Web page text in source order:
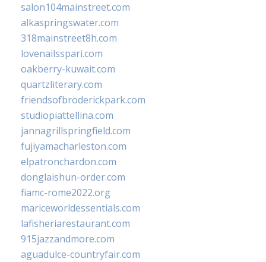
salon104mainstreet.com
alkaspringswater.com
318mainstreet8h.com
lovenailsspari.com
oakberry-kuwait.com
quartzliterary.com
friendsofbroderickpark.com
studiopiattellina.com
jannagrillspringfield.com
fujiyamacharleston.com
elpatronchardon.com
donglaishun-order.com
fiamc-rome2022.org
mariceworldessentials.com
lafisheriarestaurant.com
915jazzandmore.com
aguadulce-countryfair.com